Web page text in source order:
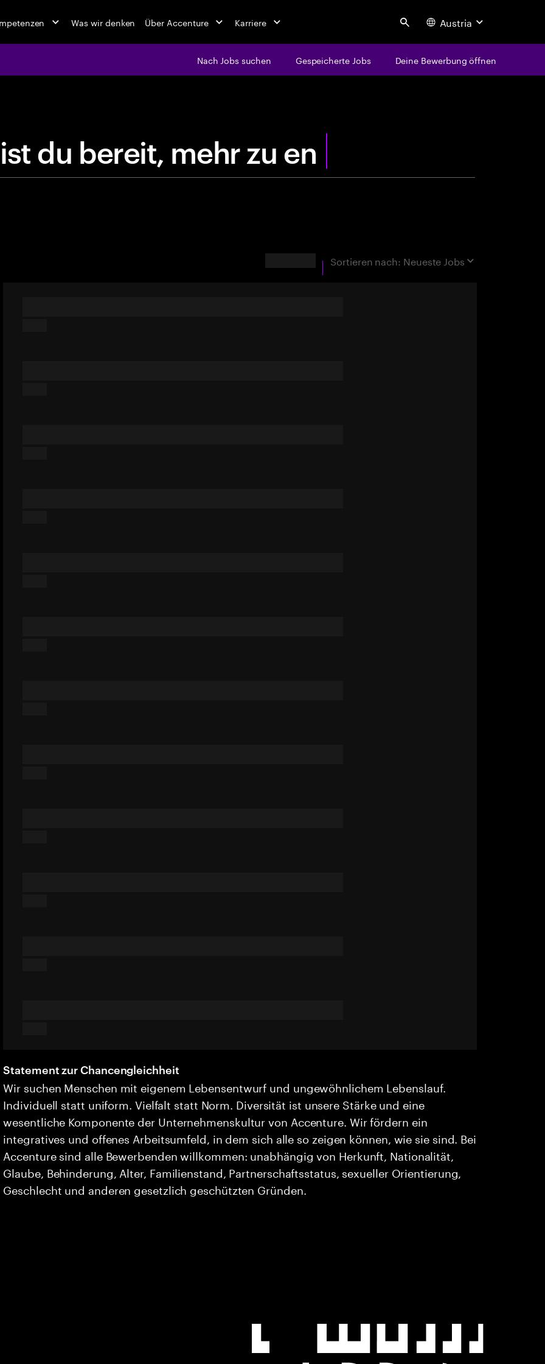
Was wir denken Über Accenture Karriere Search Austria
Nach Jobs suchen Gespeicherte Jobs Deine Bewerbung öffnen
Bis tdube reit,me
Sortieren nach: Neueste Jobs
Statement zur Chancengleichheit
Wir suchen Menschen mit eigenem Lebensentwurf und ungewöhnlichem Lebenslauf.
Individuell statt uniform. Vielfalt statt Norm. Diversität ist unsere Stärke und eine
wesentliche Komponente der Unternehmenskultur von Accenture. Wir fördern ein
integratives und offenes Arbeitsumfeld, in dem sich alle so zeigen können, wie sie sind. Bei
Accenture sind alle Bewerbenden willkommen: unabhängig von Herkunft, Nationalität,
Glaube, Behinderung, Alter, Familienstand, Partnerschaftsstatus, sexueller Orientierung,
Geschlecht und anderen gesetzlich geschützten Gründen.